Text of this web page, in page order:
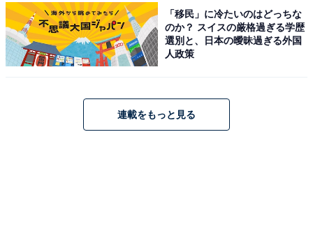
「移民」に冷たいのはどっちな
のか？ スイスの厳格過ぎる学歴
選別と、日本の曖昧過ぎる外国
人政策
連載をもっと見る